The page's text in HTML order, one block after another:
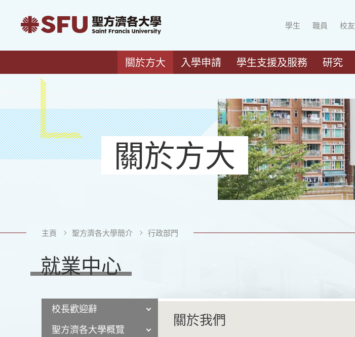
學生 職員 校友
關於方大 入學申請 學生支援及服務 研究
關於方大
主頁 聖方濟各大學簡介 行政部門
就業中心
校長歡迎辭
聖方濟各大學概覽
關於我們